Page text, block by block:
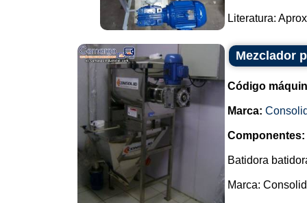
Literatura:
Mezclador
Código
Marca:
Componentes:
Batidora
Marca: